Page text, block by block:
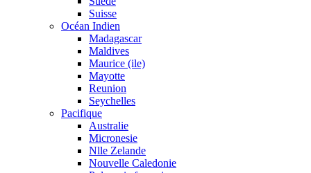
Suisse
Océan Indien
Madagascar
Maldives
Maurice (ile)
Mayotte
Reunion
Seychelles
Pacifique
Australie
Micronesie
Nlle Zelande
Nouvelle Caledonie